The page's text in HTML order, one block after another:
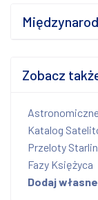
Zobacz
Katalog
Przeloty
Fazy Księżyca
Dodaj